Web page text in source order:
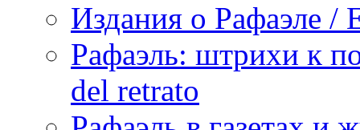
Издания о Рафаэле /
Рафаэль: штрихи к
del retrato